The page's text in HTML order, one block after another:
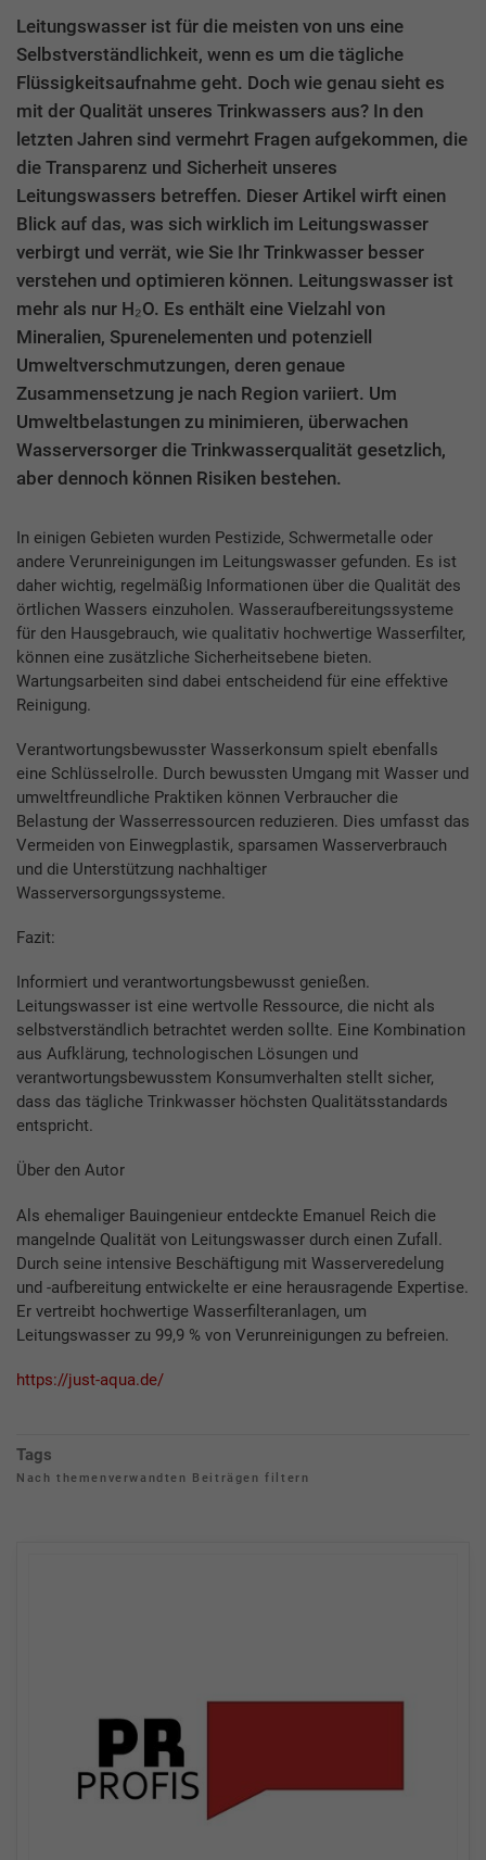
Leitungswasser ist für die meisten von uns eine
Selbstverständlichkeit, wenn es um die tägliche
Flüssigkeitsaufnahme geht. Doch wie genau sieht es
mit der Qualität unseres Trinkwassers aus? In den
letzten Jahren sind vermehrt Fragen aufgekommen, die
die Transparenz und Sicherheit unseres
Leitungswassers betreffen. Dieser Artikel wirft einen
Blick auf das, was sich wirklich im Leitungswasser
verbirgt und verrät, wie Sie Ihr Trinkwasser besser
verstehen und optimieren können. Leitungswasser ist
mehr als nur H₂O. Es enthält eine Vielzahl von
Mineralien, Spurenelementen und potenziell
Umweltverschmutzungen, deren genaue
Zusammensetzung je nach Region variiert. Um
Umweltbelastungen zu minimieren, überwachen
Wasserversorger die Trinkwasserqualität gesetzlich,
aber dennoch können Risiken bestehen.
In einigen Gebieten wurden Pestizide, Schwermetalle oder
andere Verunreinigungen im Leitungswasser gefunden. Es ist
daher wichtig, regelmäßig Informationen über die Qualität des
örtlichen Wassers einzuholen. Wasseraufbereitungssysteme
für den Hausgebrauch, wie qualitativ hochwertige Wasserfilter,
können eine zusätzliche Sicherheitsebene bieten.
Wartungsarbeiten sind dabei entscheidend für eine effektive
Reinigung.
Verantwortungsbewusster Wasserkonsum spielt ebenfalls
eine Schlüsselrolle. Durch bewussten Umgang mit Wasser und
umweltfreundliche Praktiken können Verbraucher die
Belastung der Wasserressourcen reduzieren. Dies umfasst das
Vermeiden von Einwegplastik, sparsamen Wasserverbrauch
und die Unterstützung nachhaltiger
Wasserversorgungssysteme.
Fazit:
Informiert und verantwortungsbewusst genießen.
Leitungswasser ist eine wertvolle Ressource, die nicht als
selbstverständlich betrachtet werden sollte. Eine Kombination
aus Aufklärung, technologischen Lösungen und
verantwortungsbewusstem Konsumverhalten stellt sicher,
dass das tägliche Trinkwasser höchsten Qualitätsstandards
entspricht.
Über den Autor
Als ehemaliger Bauingenieur entdeckte Emanuel Reich die
mangelnde Qualität von Leitungswasser durch einen Zufall.
Durch seine intensive Beschäftigung mit Wasserveredelung
und -aufbereitung entwickelte er eine herausragende Expertise.
Er vertreibt hochwertige Wasserfilteranlagen, um
Leitungswasser zu 99,9 % von Verunreinigungen zu befreien.
https://just-aqua.de/
Tags
Nach themenverwandten Beiträgen filtern